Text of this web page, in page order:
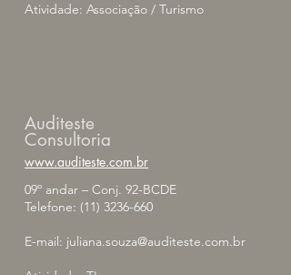
Atividade: Associação / Turismo
Auditeste
Consultoria
www.auditeste.com.br
09º andar – Conj. 92-BCDE
Telefone: (11) 3236-660
E-mail: juliana.souza@auditeste.com.br